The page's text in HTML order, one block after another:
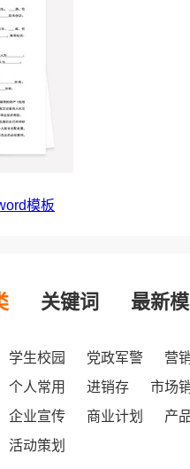
模板
关键词 最新
学生校园 党政军警
营
个人常用 进销存
市场
企业宣传 商业计划
产
活动策划